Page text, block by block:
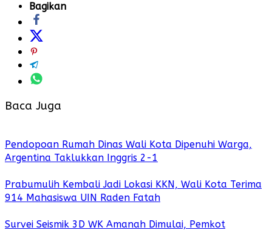
Bagikan
Baca Juga
Pendopoan Rumah Dinas Wali Kota Dipenuhi Warga,
Argentina Taklukkan Inggris 2-1
Prabumulih Kembali Jadi Lokasi KKN, Wali Kota Terima
914 Mahasiswa UIN Raden Fatah
Survei Seismik 3D WK Amanah Dimulai, Pemkot